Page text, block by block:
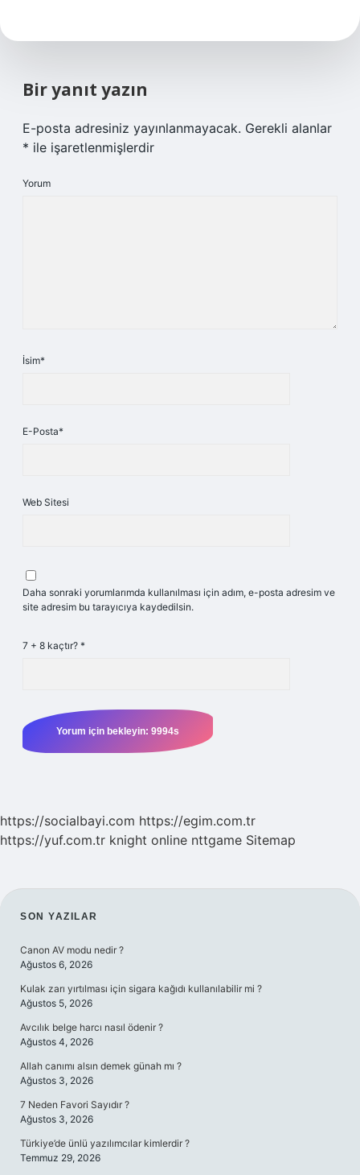
Bir yanıt yazın
E-posta adresiniz yayınlanmayacak. Gerekli alanlar
* ile işaretlenmişlerdir
Yorum
İsim*
E-Posta*
Web Sitesi
Daha sonraki yorumlarımda kullanılması için adım, e-posta adresim ve
site adresim bu tarayıcıya kaydedilsin.
7 + 8 kaçtır? *
https://socialbayi.com https://egim.com.tr
https://yuf.com.tr knight online nttgame Sitemap
SIDEBAR
SON YAZILAR
Canon AV modu nedir ?
Ağustos 6, 2026
Kulak zarı yırtılması için sigara kağıdı kullanılabilir mi ?
Ağustos 5, 2026
Avcılık belge harcı nasıl ödenir ?
Ağustos 4, 2026
Allah canımı alsın demek günah mı ?
Ağustos 3, 2026
7 Neden Favori Sayıdır ?
Ağustos 3, 2026
Türkiye’de ünlü yazılımcılar kimlerdir ?
Temmuz 29, 2026